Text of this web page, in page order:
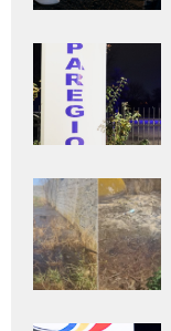
Adaugă
aici textul
pentru
subtitlu
Adaugă
aici textul
pentru
subtitlu